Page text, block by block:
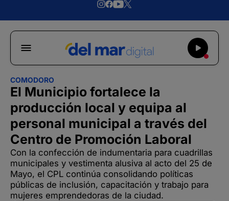
COMODORO
El Municipio fortalece la
producción local y equipa al
personal municipal a través del
Centro de Promoción Laboral
Con la confección de indumentaria para cuadrillas
municipales y vestimenta alusiva al acto del 25 de
Mayo, el CPL continúa consolidando políticas
públicas de inclusión, capacitación y trabajo para
mujeres emprendedoras de la ciudad.